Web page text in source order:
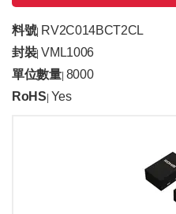
料號| RV2C014BCT2CL
封裝| VML1006
單位數量| 8000
RoHS Yes